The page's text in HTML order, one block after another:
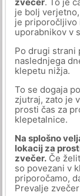
je bolj
je priporočljivo
uporabnikov v
Po drugi strani
naslednjega
klepetu nižja.
To se dogaja
zjutraj, zato je
prosti čas za
klepetalnice.
Na splošno
lokacij za
zvečer.Če
so povezani v
priporočamo,
Prevalje